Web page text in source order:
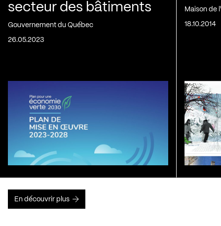
secteur des bâtiments
Gouvernement du Québec
26.05.2023
Maison de
18.10.2014
En découvrir plus